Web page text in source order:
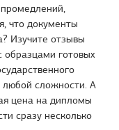
что документы
Изучите отзывы
образцами готовых
любой сложности. А
цена на дипломы
сразу несколько